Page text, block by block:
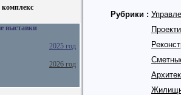
комплекс
выставки
2025 год
2026 год
Рубрики :